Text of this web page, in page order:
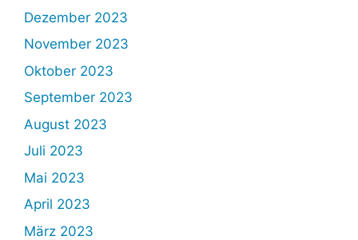
Dezember 2023
November 2023
Oktober 2023
September 2023
August 2023
Juli 2023
Mai 2023
April 2023
März 2023